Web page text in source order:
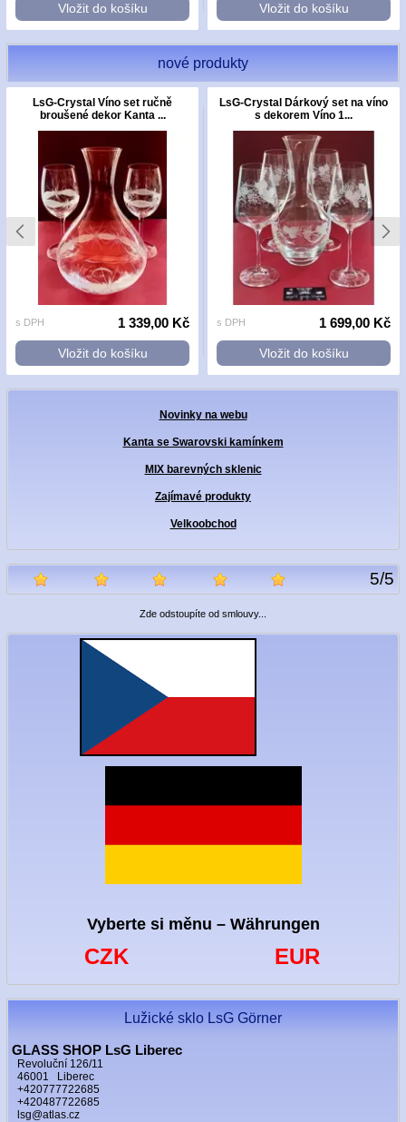
Novinky na webu
Kanta se Swarovski kamínkem
MIX barevných sklenic
Zajímavé produkty
Velkoobchod
5/5
Zde odstoupíte od smlouvy...
Vyberte si měnu – Währungen
CZK EUR
Lužické sklo LsG Görner
GLASS SHOP LsG Liberec
Revoluční 126/11
46001 Liberec
+420777722685
+420487722685
lsg@atlas.cz
Vložit do košíku Vložit do košíku
nové produkty
LsG-Crystal Víno set ručně
broušené dekor Kanta ...
s DPH 1 339,00 Kč
Vložit do košíku
LsG-Crystal Dárkový set na víno
s dekorem Víno 1...
s DPH 1 699,00 Kč
Vložit do košíku